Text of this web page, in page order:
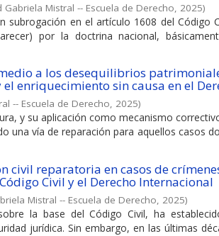
Gabriela Mistral -- Escuela de Derecho, 2025)
subrogación en el artículo 1608 del Código
por la doctrina nacional,
a los desequilibrios
enriquecimiento sin causa en el
-- Escuela de Derecho, 2025)
y su aplicación como mecanismo
una vía de reparación para aquellos casos
reparatoria en casos de
Civil y el Derecho Internacional
Mistral -- Escuela de Derecho, 2025)
la base del Código Civil, ha
jurídica. Sin embargo, en las últimas